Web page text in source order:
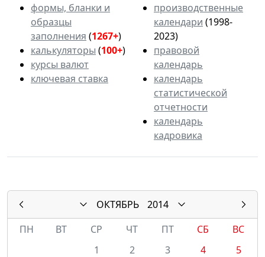
формы, бланки и
образцы
заполнения (1267+)
калькуляторы (100+)
курсы валют
ключевая ставка
производственные
календари (1998-
2023)
правовой
календарь
календарь
статистической
отчетности
календарь
кадровика
ОКТЯБРЬ
2014
ПН
ВТ СР ЧТ ПТ СБ
ВС
1
2 3 4
5